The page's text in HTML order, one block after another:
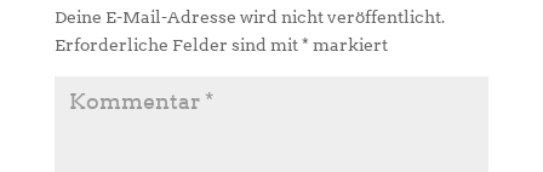
Deine E-Mail-Adresse wird nicht veröffentlicht.
Erforderliche Felder sind mit* markiert